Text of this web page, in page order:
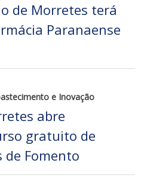
de Morretes terá
Paranaense
e Inovação
abre
gratuito de
de Fomento